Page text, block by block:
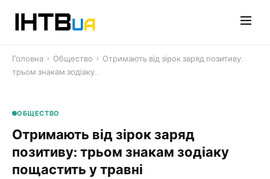
Головна › Общество › Отримають від зірок заряд позитиву:
трьом знакам зодіаку…
ОБЩЕСТВО
Отримають від зірок заряд
позитиву: трьом знакам зодіаку
пощастить у травні